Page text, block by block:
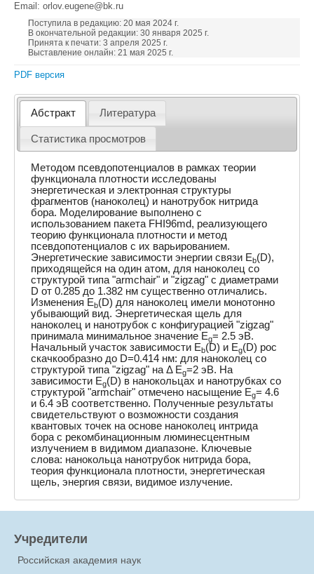
Email: orlov.eugene@bk.ru
Поступила в редакцию: 20 мая 2024 г.
В окончательной редакции: 30 января 2025 г.
Принята к печати: 3 апреля 2025 г.
Выставление онлайн: 21 мая 2025 г.
PDF версия
Абстракт Литература
Статистика просмотров
Методом псевдопотенциалов в рамках теории
функционала плотности исследованы
энергетическая и электронная структуры
фрагментов (наноколец) и нанотрубок нитрида
бора. Моделирование выполнено с
использованием пакета FHI96md, реализующего
теорию функционала плотности и метод
псевдопотенциалов с их варьированием.
Энергетические зависимости энергии связи Eb(D),
приходящейся на один атом, для наноколец со
структурой типа "armchair" и "zigzag" с диаметрами
D от 0.285 до 1.382 нм существенно отличались.
Изменения Eb(D) для наноколец имели монотонно
убывающий вид. Энергетическая щель для
наноколец и нанотрубок с конфигурацией "zigzag"
принимала минимальное значение Eg= 2.5 эВ.
Начальный участок зависимости Eb(D) и Eg(D) рос
скачкообразно до D=0.414 нм: для наноколец со
структурой типа "zigzag" на Δ Eg=2 эВ. На
зависимости Eg(D) в нанокольцах и нанотрубках со
структурой "armchair" отмечено насыщение Eg= 4.6
и 6.4 эВ соответственно. Полученные результаты
свидетельствуют о возможности создания
квантовых точек на основе наноколец интрида
бора с рекомбинационным люминесцентным
излучением в видимом диапазоне. Ключевые
слова: нанокольца нанотрубок нитрида бора,
теория функционала плотности, энергетическая
щель, энергия связи, видимое излучение.
Учредители
Российская академия наук